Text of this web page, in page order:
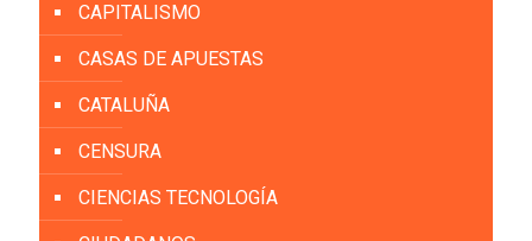
CAPITALISMO
CASAS DE APUESTAS
CATALUÑA
CENSURA
CIENCIAS TECNOLOGÍA